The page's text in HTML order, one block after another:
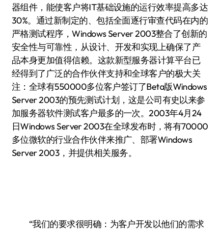
器组件，能使客户将IT基础设施的运行效率提高多达
30%。通过新制定的、包括全面逐行审查代码在内的
严格测试程序，Windows Server 2003整合了创新的
安全性与可靠性，从设计、开发和实现上确保了产
品本身更加值得信赖。这款新型服务器计算平台已
经得到了广泛的合作伙伴支持和全球客户的极大关
注：全球有550000多位客户签订了Beta版Windows
Server 2003的预先测试计划，这是公司有史以来参
加服务器软件测试客户最多的一次。2003年4月24
日Windows Server 2003在全球发布时，将有70000
多位微软的行业合作伙伴来推广、部署Windows
Server 2003，并提供相关服务。
“我们的要求很明确：为客户开发以他们的需求